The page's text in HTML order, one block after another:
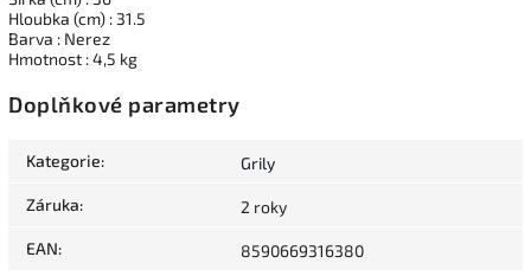
Hloubka (cm) : 31.5
Barva : Nerez
Hmotnost : 4,5 kg
Doplňkové parametry
Kategorie: Grily
Záruka: 2 roky
EAN: 8590669316380